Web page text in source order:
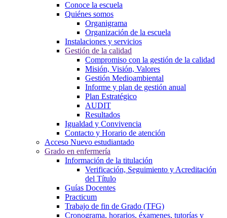
Conoce la escuela
Quiénes somos
Organigrama
Organización de la escuela
Instalaciones y servicios
Gestión de la calidad
Compromiso con la gestión de la calidad
Misión, Visión, Valores
Gestión Medioambiental
Informe y plan de gestión anual
Plan Estratégico
AUDIT
Resultados
Igualdad y Convivencia
Contacto y Horario de atención
Acceso Nuevo estudiantado
Grado en enfermería
Información de la titulación
Verificación, Seguimiento y Acreditación
del Título
Guías Docentes
Practicum
Trabajo de fin de Grado (TFG)
Cronograma, horarios, éxamenes, tutorías y